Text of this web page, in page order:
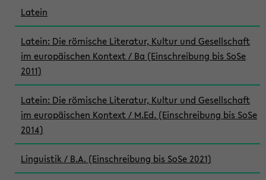
Latein
Latein: Die römische Literatur, Kultur und Gesellschaft
im europäischen Kontext / Ba (Einschreibung bis SoSe
2011)
Latein: Die römische Literatur, Kultur und Gesellschaft
im europäischen Kontext / M.Ed. (Einschreibung bis SoSe
2014)
Linguistik / B.A. (Einschreibung bis SoSe 2021)